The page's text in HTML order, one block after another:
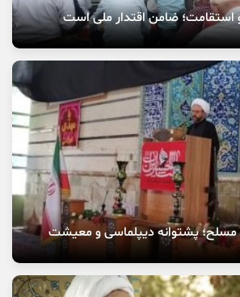
استقامت؛ ضامن اقتدار ملی است
مسلح؛ پشتوانه دیپلماسی و معیشت